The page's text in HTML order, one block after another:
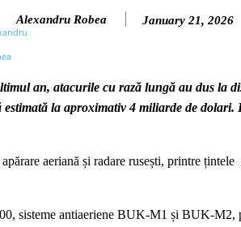
Alexandru Robea January 21, 2026
an, atacurile cu rază lungă au dus la
la aproximativ 4 miliarde de dolari.
aeriană și radare rusești, printre
sisteme antiaeriene BUK-M1 și BUK-M2,